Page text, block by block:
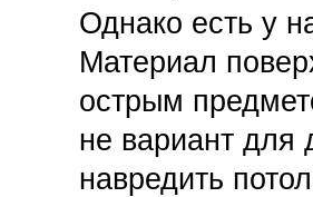
Однако есть у
Материал
острым
не вариант для
навредить